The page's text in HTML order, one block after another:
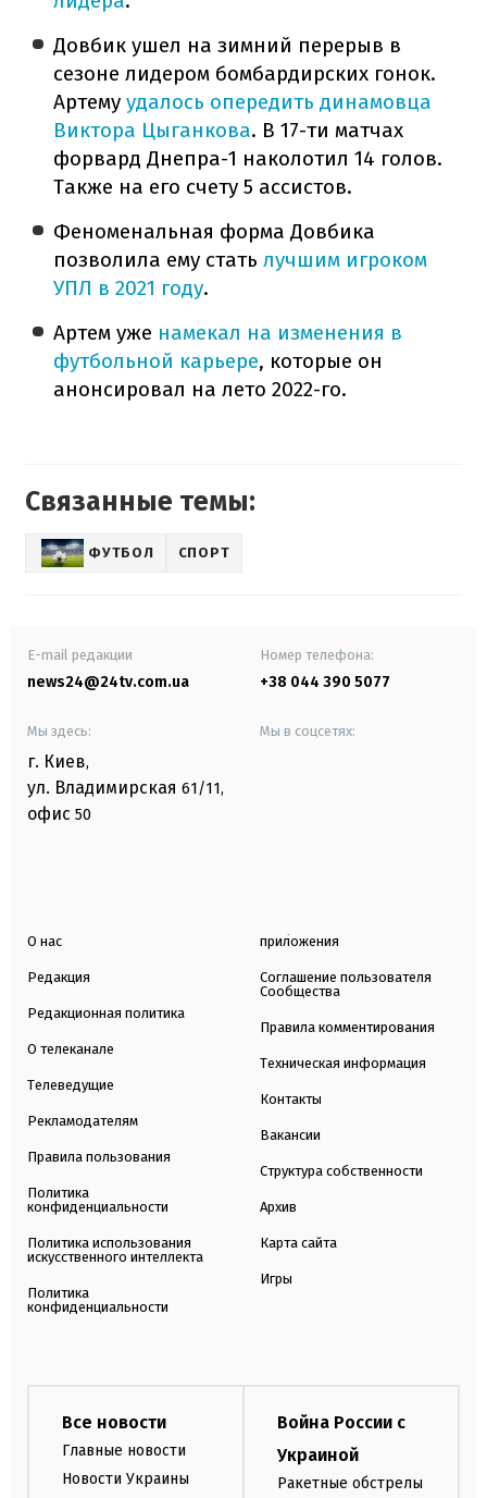
Довбик ушел на зимний перерыв в
сезоне лидером бомбардирских гонок.
Артемуудалось опередить динамовца
Виктора Цыганкова. В 17-ти матчах
форвард Днепра-1 наколотил 14 голов.
Также на его счету 5 ассистов.
Феноменальная форма Довбика
позволила ему стать лучшим игроком
УПЛ в 2021 году.
Артем уже намекал на изменения в
футбольной карьере, которые он
анонсировал на лето 2022-го.
Связанные темы:
ФУТБОЛ СПОРТ
E-mail редакции
news24@24tv.com.ua
Номер телефона:
+38 044 390 5077
Мы здесь:
г. Киев,
ул. Владимирская 61/11,
офис 50
Мы в соцсетях:
О нас
Редакция
Редакционная политика
О телеканале
Телеведущие
Рекламодателям
Правила пользования
Политика
конфиденциальности
Политика использования
искусственного интеллекта
Политика
конфиденциальности
приложения
Соглашение пользователя
Сообщества
Правила комментирования
Техническая информация
Контакты
Вакансии
Структура собственности
Архив
Карта сайта
Игры
Все новости
Главные новости
Новости Украины
Война России с
Украиной
Ракетные обстрелы